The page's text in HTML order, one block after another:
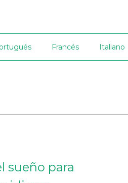
Francés Italiano
sueño para